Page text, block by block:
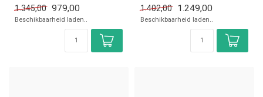
✓ Geventileerd
✓ Breedte 43,...
1.345,00 979,00
Beschikbaarheid laden..
✓ Breedte 92,5 ...
1.402,00 1.249,00
Beschikbaarheid laden..